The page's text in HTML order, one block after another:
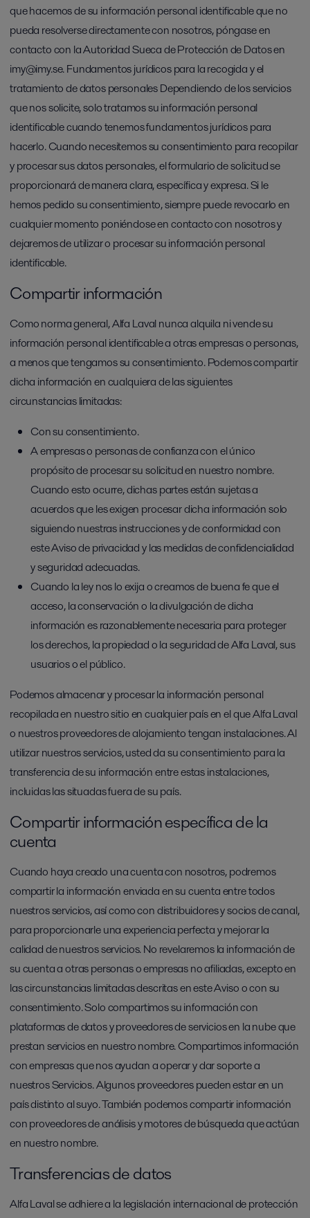
que hacemos de su información personal identificable que no
pueda resolverse directamente con nosotros, póngase en
contacto con la Autoridad Sueca de Protección de Datos en
imy@imy.se. Fundamentos jurídicos para la recogida y el
tratamiento de datos personales Dependiendo de los servicios
que nos solicite, solo tratamos su información personal
identificable cuando tenemos fundamentos jurídicos para
hacerlo. Cuando necesitemos su consentimiento para recopilar
y procesar sus datos personales, el formulario de solicitud se
proporcionará de manera clara, específica y expresa. Si le
hemos pedido su consentimiento, siempre puede revocarlo en
cualquier momento poniéndose en contacto con nosotros y
dejaremos de utilizar o procesar su información personal
identificable.
Compartir información
Como norma general, Alfa Laval nunca alquila ni vende su
información personal identificable a otras empresas o personas,
a menos que tengamos su consentimiento. Podemos compartir
dicha información en cualquiera de las siguientes
circunstancias limitadas:
Con su consentimiento.
A empresas o personas de confianza con el único
propósito de procesar su solicitud en nuestro nombre.
Cuando esto ocurre, dichas partes están sujetas a
acuerdos que les exigen procesar dicha información solo
siguiendo nuestras instrucciones y de conformidad con
este Aviso de privacidad y las medidas de confidencialidad
y seguridad adecuadas.
Cuando la ley nos lo exija o creamos de buena fe que el
acceso, la conservación o la divulgación de dicha
información es razonablemente necesaria para proteger
los derechos, la propiedad o la seguridad de Alfa Laval, sus
usuarios o el público.
Podemos almacenar y procesar la información personal
recopilada en nuestro sitio en cualquier país en el que Alfa Laval
o nuestros proveedores de alojamiento tengan instalaciones. Al
utilizar nuestros servicios, usted da su consentimiento para la
transferencia de su información entre estas instalaciones,
incluidas las situadas fuera de su país.
Compartir información específica de la
cuenta
Cuando haya creado una cuenta con nosotros, podremos
compartir la información enviada en su cuenta entre todos
nuestros servicios, así como con distribuidores y socios de canal,
para proporcionarle una experiencia perfecta y mejorar la
calidad de nuestros servicios. No revelaremos la información de
su cuenta a otras personas o empresas no afiliadas, excepto en
las circunstancias limitadas descritas en este Aviso o con su
consentimiento. Solo compartimos su información con
plataformas de datos y proveedores de servicios en la nube que
prestan servicios en nuestro nombre. Compartimos información
con empresas que nos ayudan a operar y dar soporte a
nuestros Servicios. Algunos proveedores pueden estar en un
país distinto al suyo. También podemos compartir información
con proveedores de análisis y motores de búsqueda que actúan
en nuestro nombre.
Transferencias de datos
Alfa Laval se adhiere a la legislación internacional de protección